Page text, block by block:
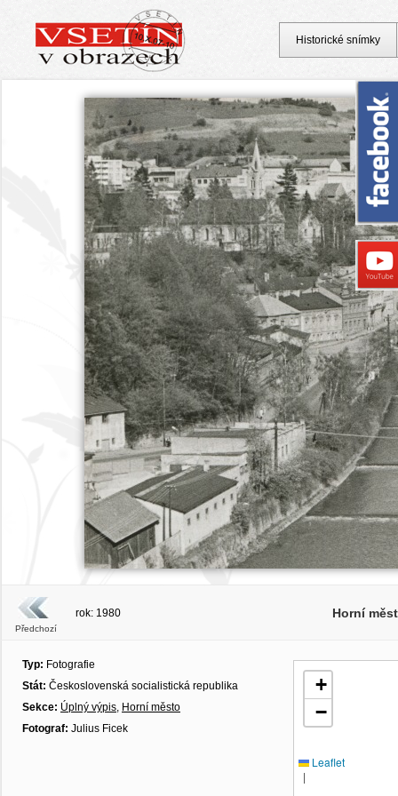
Předchozí
rok: 1980 Horní
Typ: Fotografie
Stát: Československá socialistická republika
Sekce: Úplný výpis, Horní město
Fotograf: Julius Ficek
+
−
Leaflet
|
Historické snímky